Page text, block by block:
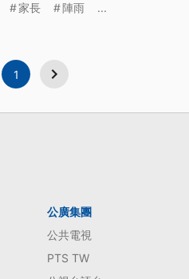
午停班停課，而台東縣下
家長 陣雨 ...
1
公廣集團
公共電視
PTS TW